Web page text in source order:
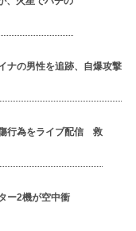
ナの男性を追跡、自爆攻撃
行為をライブ配信 救
ー2機が空中衝